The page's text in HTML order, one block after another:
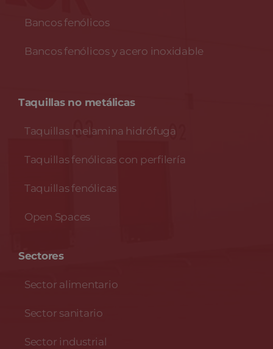
Bancos fenólicos
Bancos fenólicos y acero inoxidable
Taquillas no metálicas
Taquillas melamina hidrófuga
Taquillas fenólicas con perfilería
Taquillas fenólicas
Open Spaces
Sectores
Sector alimentario
Sector sanitario
Sector industrial